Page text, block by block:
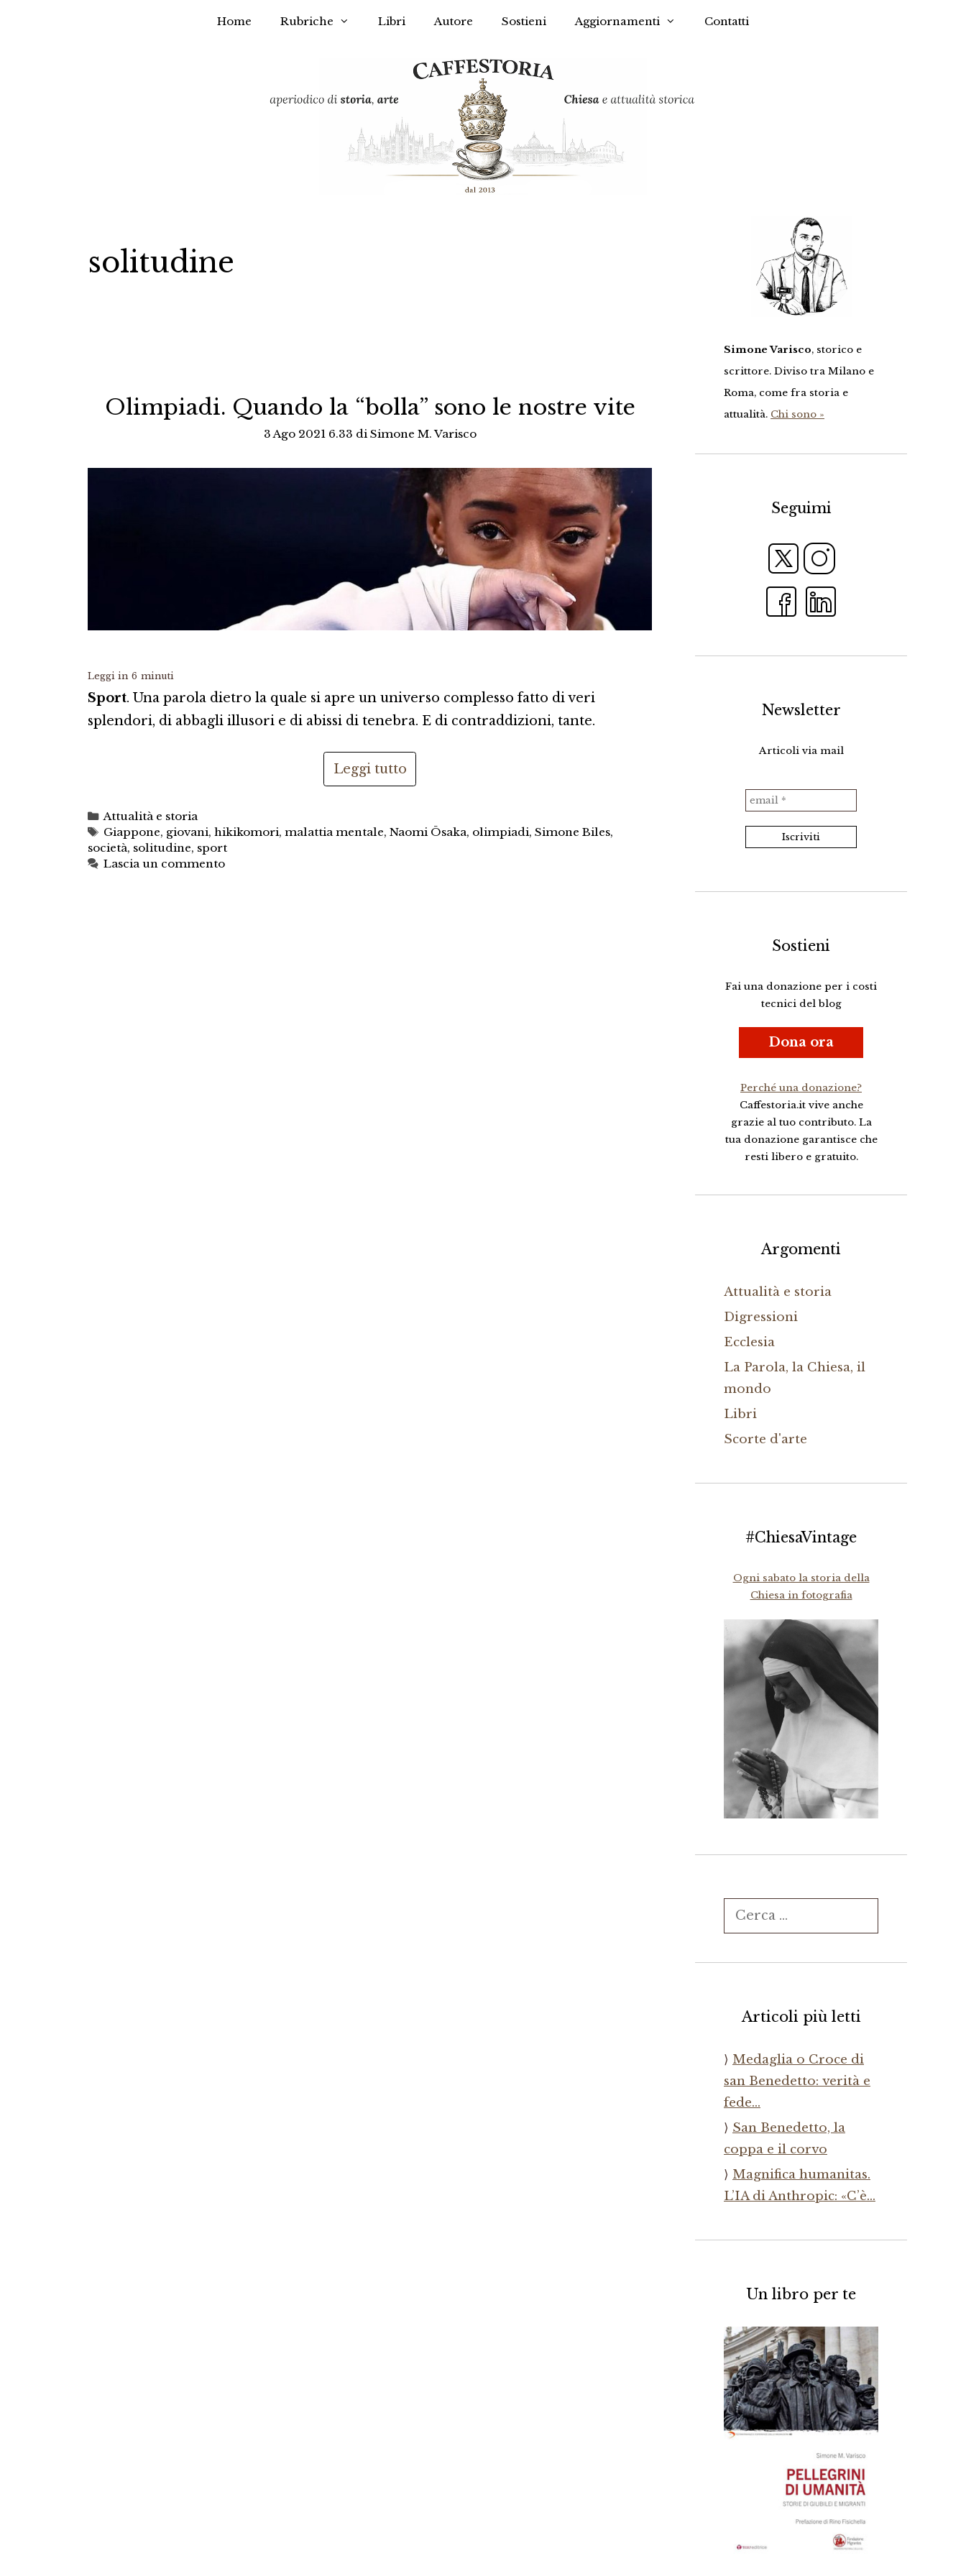
Home Rubriche Libri Autore Sostieni Aggiornamenti Contatti
solitudine
Olimpiadi. Quando la “bolla” sono le nostre vite
3 Ago 2021 6.33 diSimone M. Varisco
Leggi in 6 minuti
Sport. Una parola dietro la quale si apre un universo complesso fatto di veri
splendori, di abbagli illusori e di abissi di tenebra. E di contraddizioni, tante.
Leggi tutto
Categorie
Attualità e storia
Tag
Giappone, giovani,hikikomori,malattia mentale,Naomi Ōsaka, olimpiadi,Simone Biles,
società, solitudine, sport
Lascia un commento
Simone Varisco, storico e
scrittore. Diviso tra Milano e
Roma, come fra storia e
attualità. Chi sono »
Seguimi
Newsletter
Articoli via mail
Sostieni
Fai una donazione per i costi
tecnici del blog
Dona ora
Perché una donazione?
Caffestoria.it vive anche
grazie al tuo contributo. La
tua donazione garantisce che
resti libero e gratuito.
Argomenti
Attualità e storia
Digressioni
Ecclesia
La Parola, la Chiesa, il
mondo
Libri
Scorte d'arte
#ChiesaVintage
Ogni sabato la storia della
Chiesa in fotografia
Ricerca
per:
Articoli più letti
Medaglia o Croce di
san Benedetto: verità e
fede…
San Benedetto, la
coppa e il corvo
Magnifica humanitas.
L’IA di Anthropic: «C’è…
Un libro per te